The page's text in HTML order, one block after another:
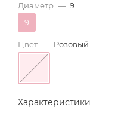
Диаметр — 9
9
Цвет — Розовый
Характеристики